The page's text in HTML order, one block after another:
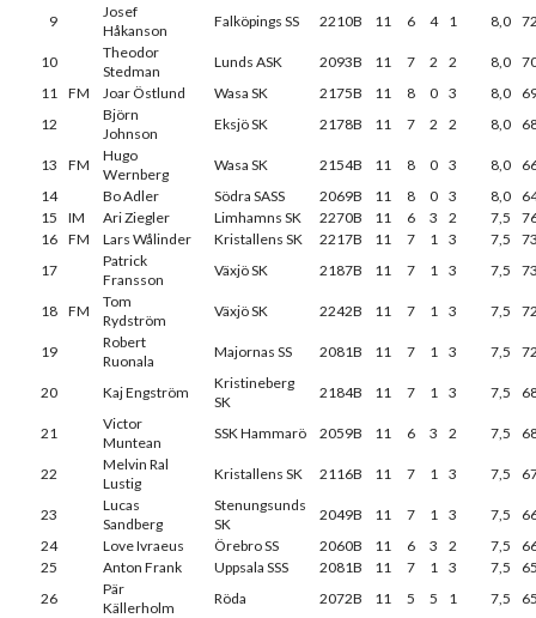
9
Josef
Håkanson
Falköpings SS 2210B 11 6 4 1 8,0
10
Theodor
Stedman
Lunds ASK 2093B 11 7 2 2 8,0
11 FM Joar Östlund Wasa SK 2175B 11 8 0 3 8,0
12
Björn
Johnson
Eksjö SK 2178B 11 7 2 2 8,0
13 FM
Hugo
Wernberg
Wasa SK 2154B 11 8 0 3 8,0
14
Bo Adler Södra SASS 2069B 11 8 0 3 8,0
15
IM Ari Ziegler Limhamns SK 2270B 11 6 3 2 7,5
16 FM Lars Wålinder Kristallens SK 2217B 11 7 1 3 7,5
17
Patrick
Fransson
Växjö SK 2187B 11 7 1 3 7,5
18 FM
Tom
Rydström
Växjö SK 2242B 11 7 1 3 7,5
19
Robert
Ruonala
Majornas SS 2081B 11 7 1 3 7,5
20 Kaj Engström
Kristineberg
SK
2184B 11 7 1 3 7,5
21
Victor
Muntean
SSK Hammarö 2059B 11 6 3 2 7,5
22
Melvin Ral
Lustig
Kristallens SK 2116B 11 7 1 3 7,5
23
Lucas
Sandberg
Stenungsunds
SK
2049B 11 7 1 3 7,5
24
Love Ivraeus Örebro SS 2060B 11 6 3 2 7,5
25
Anton Frank Uppsala SSS 2081B 11 7 1 3 7,5
26
Pär
Källerholm
Röda 2072B 11 5 5 1 7,5